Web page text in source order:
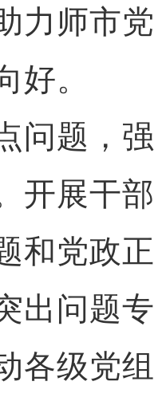
力师市党
好。
题，强
开展干部
和党政正
出问题专
各级党组